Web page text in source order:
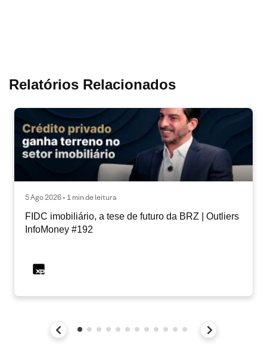
Relatórios Relacionados
5 Ago 2026 • 1 min de leitura
FIDC imobiliário, a tese de futuro da BRZ | Outliers
InfoMoney #192